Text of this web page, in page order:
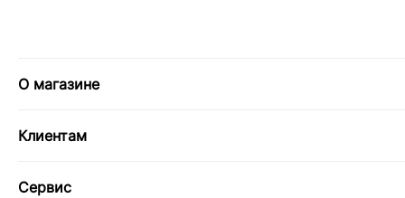
О магазине
Клиентам
Сервис